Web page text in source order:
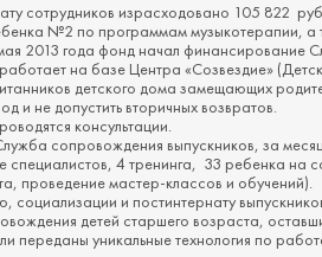
сотрудников израсходовано 105 822
№2 по программам музыкотерапии,
2013 года фонд начал финансирование
на базе Центра «Созвездие»
детского дома замещающих
и не допустить вторичных возвратов.
консультации.
сопровождения выпускников, за
специалистов, 4 тренинга, 33 ребенка на
проведение мастер-классов и обучений).
и постинтернату
детей старшего возраста,
переданы уникальные технология по